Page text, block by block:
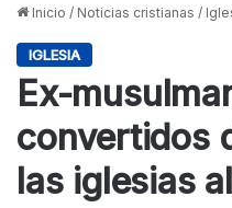
Inicio / Noticias cristianas /
IGLESIA
Ex-
convertidos
las iglesias